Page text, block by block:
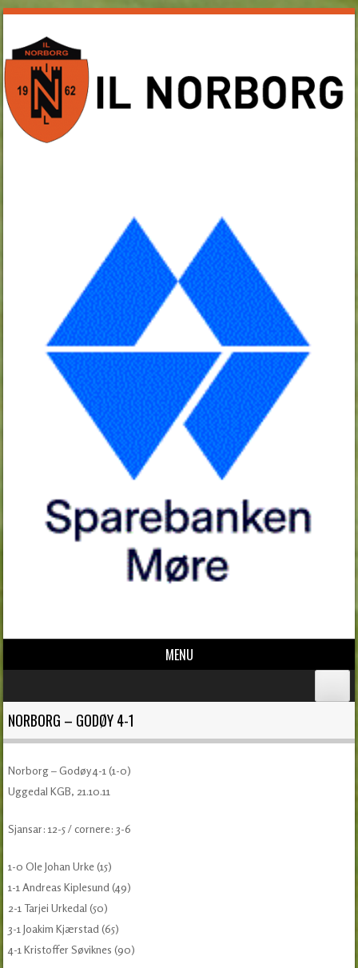
MENU
NORBORG – GODØY 4-1
Norborg – Godøy 4-1 (1-0)
Uggedal KGB, 21.10.11
Sjansar: 12-5 / cornere: 3-6
1-0 Ole Johan Urke (15)
1-1 Andreas Kiplesund (49)
2-1 Tarjei Urkedal (50)
3-1 Joakim Kjærstad (65)
4-1 Kristoffer Søviknes (90)